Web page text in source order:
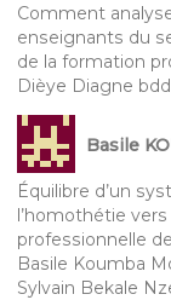
Comment
enseignants du
de la formation
Dièye Diagne
Basile
Équilibre d’un
l’homothétie
professionnelle
Basile Koumba
Sylvain Bekale